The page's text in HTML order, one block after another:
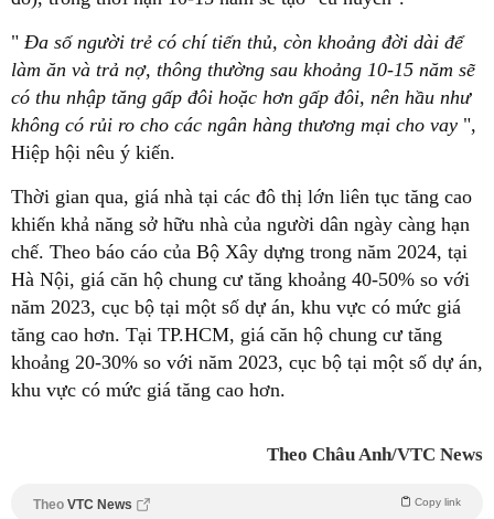
" Đa số người trẻ có chí tiến thủ, còn khoảng đời dài để
làm ăn và trả nợ, thông thường sau khoảng 10-15 năm sẽ
có thu nhập tăng gấp đôi hoặc hơn gấp đôi, nên hầu như
không có rủi ro cho các ngân hàng thương mại cho vay ",
Hiệp hội nêu ý kiến.
Thời gian qua, giá nhà tại các đô thị lớn liên tục tăng cao
khiến khả năng sở hữu nhà của người dân ngày càng hạn
chế. Theo báo cáo của Bộ Xây dựng trong năm 2024, tại
Hà Nội, giá căn hộ chung cư tăng khoảng 40-50% so với
năm 2023, cục bộ tại một số dự án, khu vực có mức giá
tăng cao hơn. Tại TP.HCM, giá căn hộ chung cư tăng
khoảng 20-30% so với năm 2023, cục bộ tại một số dự án,
khu vực có mức giá tăng cao hơn.
Theo Châu Anh/VTC News
Theo VTC News Copy link